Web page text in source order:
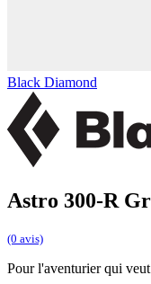
Black Diamond
Astro 300-R
(0 avis)
Pour l'aventurier qui